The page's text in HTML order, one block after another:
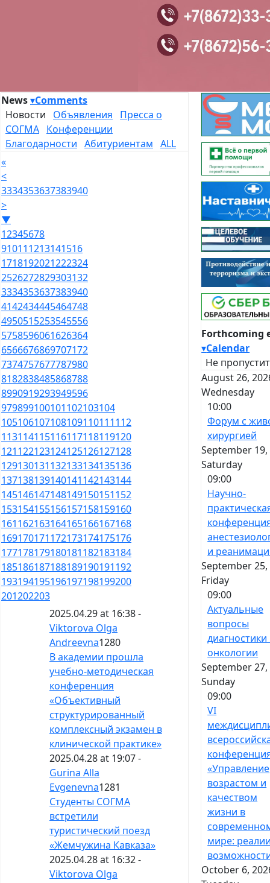
News▾Comments
Новости Объявления
Пресса о
СОГМА Конференции
Благодарности Абитуриентам ALL
«
<
3334353637383940
>
▼
12345678
910111213141516
1718192021222324
2526272829303132
3334353637383940
4142434445464748
4950515253545556
5758596061626364
6566676869707172
7374757677787980
8182838485868788
8990919293949596
979899100101102103104
105106107108109110111112
113114115116117118119120
121122123124125126127128
129130131132133134135136
137138139140141142143144
145146147148149150151152
153154155156157158159160
161162163164165166167168
169170171172173174175176
177178179180181182183184
185186187188189190191192
193194195196197198199200
201202203
2025.04.29 at 16:38 -
Viktorova Olga
Andreevna1280
В академии прошла
учебно-методическая
конференция
«Объективный
структурированный
комплексный экзамен в
клинической практике»
2025.04.28 at 19:07 -
Gurina Alla
Evgenevna1281
Студенты СОГМА
встретили
туристический поезд
«Жемчужина Кавказа»
2025.04.28 at 16:32 -
Viktorova Olga
Forthcoming
▾Calendar
Не
August 26,
Wednesday
10:00
Форум с
хирургией
September 19,
Saturday
09:00
Научно-
и
September 25,
Friday
09:00
Актуальные
вопросы
диагностики
онкологии
September 27,
Sunday
09:00
VI
«Управление
возрастом и
качеством
жизни в
мире:
October 6,